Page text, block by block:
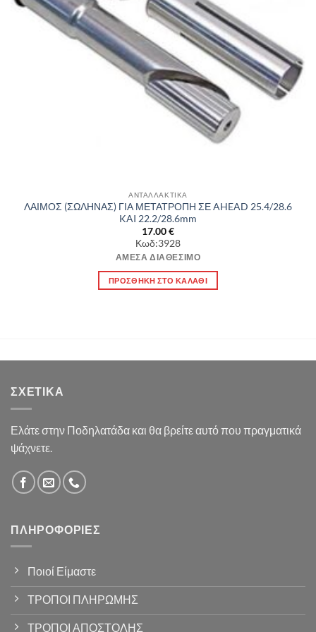
ΑΝΤΑΛΛΑΚΤΙΚΑ
ΛΑΙΜΟΣ (ΣΩΛΗΝΑΣ) ΓΙΑ ΜΕΤΑΤΡΟΠΗ ΣΕ AHEAD 25.4/28.6
KAI 22.2/28.6mm
17.00€
Κωδ:3928
ΆΜΕΣΑ ΔΙΑΘΈΣΙΜΟ
ΠΡΟΣΘΉΚΗ ΣΤΟ ΚΑΛΆΘΙ
ΣΧΕΤΙΚΆ
Ελάτε στην Ποδηλατάδα και θα βρείτε αυτό που πραγματικά
ψάχνετε.
ΠΛΗΡΟΦΟΡΊΕΣ
Ποιοί Είμαστε
ΤΡΟΠΟΙ ΠΛΗΡΩΜΗΣ
ΤΡΟΠΟΙ ΑΠΟΣΤΟΛΗΣ